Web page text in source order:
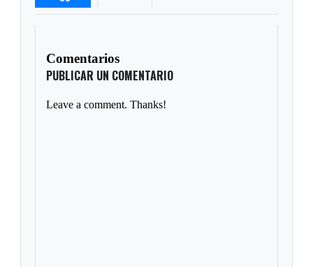
Comentarios
PUBLICAR UN COMENTARIO
Leave a comment. Thanks!